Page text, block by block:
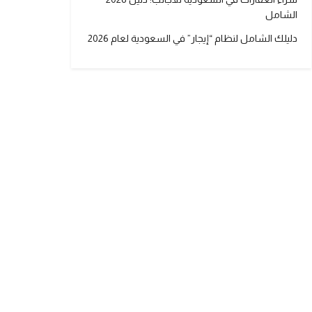
الشامل
دليلك الشامل لنظام “إيجار” في السعودية لعام 2026